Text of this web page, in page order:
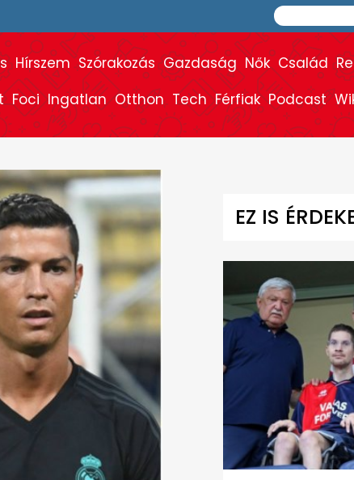
Hírszem Szórakozás Gazdaság Nők Család
Foci Ingatlan Otthon Tech Férfiak Podcast
EZ IS